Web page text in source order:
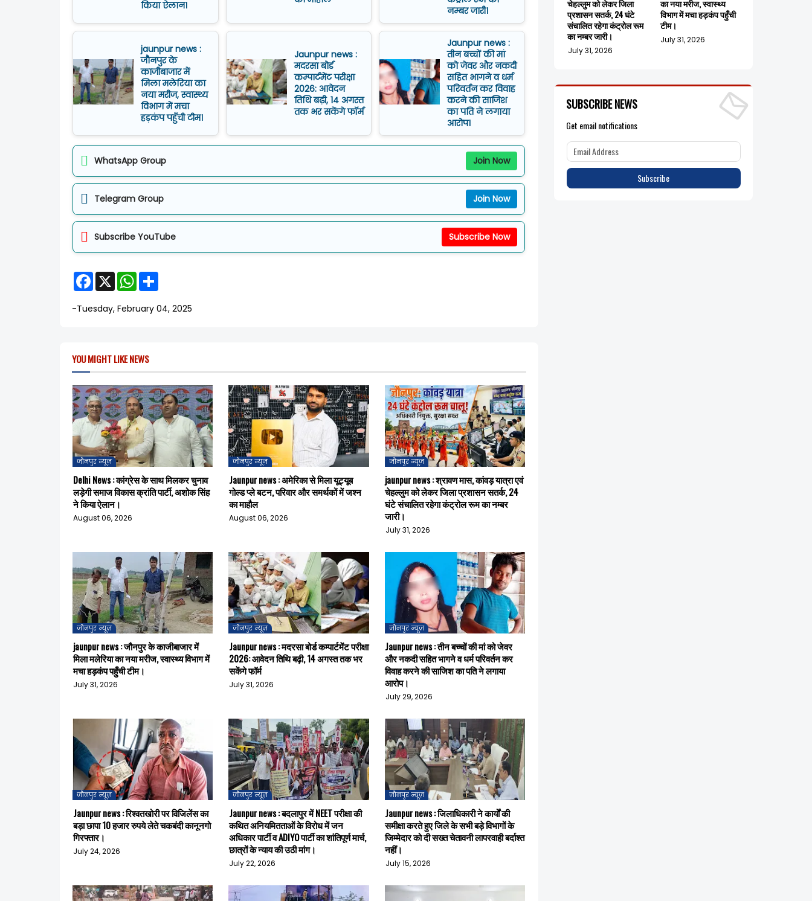
किया ऐलान।
नम्बर जारी।
jaunpur news :
जौनपुर के
काजीबाजार में
मिला मलेरिया का
नया मरीज, स्वास्थ्य
विभाग में मचा
हड़कंप पहुँची टीम।
Jaunpur news :
मदरसा बोर्ड
कम्पार्टमेंट परीक्षा
2026: आवेदन
तिथि बढ़ी, 14 अगस्त
तक भर सकेंगे फॉर्म
Jaunpur news :
तीन बच्चों की मां
को जेवर और नकदी
सहित भागने व धर्म
परिवर्तन कर विवाह
करने की साजिश
का पति ने लगाया
आरोप।
WhatsApp Group Join Now
Telegram Group Join Now
Subscribe YouTube Subscribe Now
F
e
b
X
W
t
s
S
r
e
-Tuesday, February 04, 2025
YOU MIGHT LIKE NEWS
जौनपुर न्यूज़
Delhi News : कांग्रेस के साथ मिलकर चुनाव
लड़ेगी समाज विकास क्रांति पार्टी, अशोक सिंह
ने किया ऐलान।
August 06, 2026
जौनपुर न्यूज़
Jaunpur news : अमेरिका से मिला यूट्यूब
गोल्ड प्ले बटन, परिवार और समर्थकों में जश्न
का माहौल
August 06, 2026
जौनपुर न्यूज़
jaunpur news : श्रावण मास, कांवड़ यात्रा एवं
चेहल्लुम को लेकर जिला प्रशासन सतर्क, 24
घंटे संचालित रहेगा कंट्रोल रूम का नम्बर
जारी।
July 31, 2026
जौनपुर न्यूज़
jaunpur news : जौनपुर के काजीबाजार में
मिला मलेरिया का नया मरीज, स्वास्थ्य विभाग में
मचा हड़कंप पहुँची टीम।
July 31, 2026
जौनपुर न्यूज़
Jaunpur news : मदरसा बोर्ड कम्पार्टमेंट परीक्षा
2026: आवेदन तिथि बढ़ी, 14 अगस्त तक भर
सकेंगे फॉर्म
July 31, 2026
जौनपुर न्यूज़
Jaunpur news : तीन बच्चों की मां को जेवर
और नकदी सहित भागने व धर्म परिवर्तन कर
विवाह करने की साजिश का पति ने लगाया
आरोप।
July 29, 2026
जौनपुर न्यूज़
Jaunpur news : रिश्वतखोरी पर विजिलेंस का
बड़ा छापा 10 हजार रुपये लेते चकबंदी कानूनगो
गिरफ्तार।
July 24, 2026
जौनपुर न्यूज़
Jaunpur news : बदलापुर में NEET परीक्षा की
कथित अनियमितताओं के विरोध में जन
अधिकार पार्टी व ADIYO पार्टी का शांतिपूर्ण मार्च,
छात्रों के न्याय की उठी मांग।
July 22, 2026
जौनपुर न्यूज़
Jaunpur news : जिलाधिकारी ने कार्यों की
समीक्षा करते हुए जिले के सभी बड़े विभागों के
जिम्मेदार को दी सख्त चेतावनी लापरवाही बर्दाश्त
नहीं।
July 15, 2026
चेहल्लुम को लेकर जिला
प्रशासन सतर्क, 24 घंटे
संचालित रहेगा कंट्रोल रूम
का नम्बर जारी।
July 31, 2026
का नया मरीज, स्वास्थ्य
विभाग में मचा हड़कंप पहुँची
टीम।
July 31, 2026
SUBSCRIBE NEWS
Get email notifications